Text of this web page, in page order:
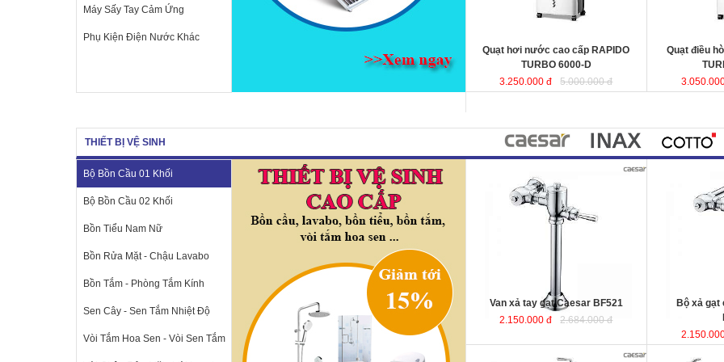
Máy Sấy Tay Cảm Ứng
Phụ Kiện Điện Nước Khác
hợp cho phòng ngủ.
: 440x340x970mm
Quạt hơi nước cao cấp RAPIDO
TURBO 6000-D
3.250.000 đ
5.000.000 đ
Quạt điều
THIẾT BỊ VỆ SINH
Bộ Bồn Cầu 01 Khối
Bộ Bồn Cầu 02 Khối
Bồn Tiểu Nam Nữ
Bồn Rửa Mặt - Chậu Lavabo
Bồn Tắm - Phòng Tắm Kính
Sen Cây - Sen Tắm Nhiệt Độ
Vòi Tắm Hoa Sen - Vòi Sen Tắm
Van xả tay gạt Caesar BF521
2.150.000 đ
2.684.000 đ
Bộ xả gạt